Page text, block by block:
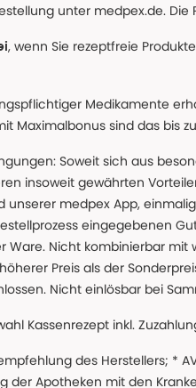
unter medpex.de.
, wenn Sie rezeptfreie Produkte
Medikamente
Maximalbonus sind das bis
Soweit sich aus
insoweit gewährten
unserer medpex App,
eingegebenen
Ware. Nicht kombinierbar
Preis als der
Nicht einlösbar bei
Kassenrezept inkl.
des Herstellers; *
der Apotheken mit den